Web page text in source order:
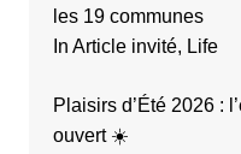
les 19 communes
In Article invité, Life
Plaisirs d’Été 2026 :
ouvert ☀️